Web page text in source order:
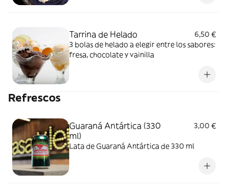
Tarrina de Helado
6,50 €
3 bolas de helado a elegir entre los sabores:
fresa, chocolate y vainilla
Refrescos
Guaraná Antártica (330
ml)
3,00 €
Lata de Guaraná Antártica de 330 ml